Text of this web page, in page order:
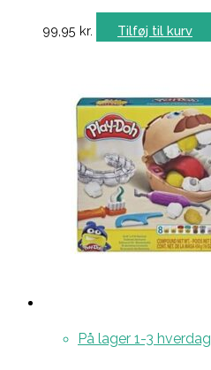
99,95 kr. Tilføj til kurv
På lager 1-3